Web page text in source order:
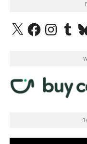
X FacebookInstagramTumblr